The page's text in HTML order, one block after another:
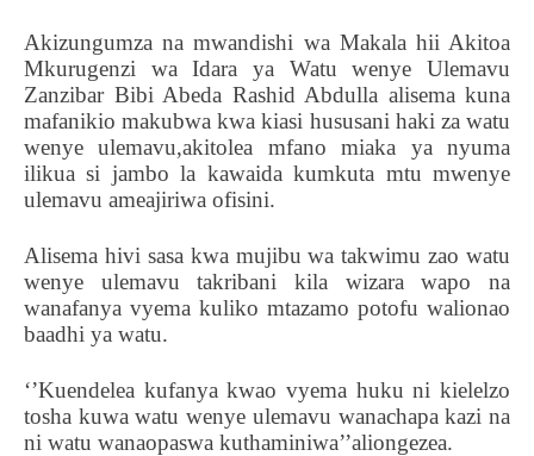
Akizungumza na mwandishi wa Makala hii Akitoa
Mkurugenzi wa Idara ya Watu wenye Ulemavu
Zanzibar Bibi Abeda Rashid Abdulla alisema kuna
mafanikio makubwa kwa kiasi hususani haki za watu
wenye ulemavu,akitolea mfano miaka ya nyuma
ilikua si jambo la kawaida kumkuta mtu mwenye
ulemavu ameajiriwa ofisini.
Alisema hivi sasa kwa mujibu wa takwimu zao watu
wenye ulemavu takribani kila wizara wapo na
wanafanya vyema kuliko mtazamo potofu walionao
baadhi ya watu.
‘’Kuendelea kufanya kwao vyema huku ni kielelzo
tosha kuwa watu wenye ulemavu wanachapa kazi na
ni watu wanaopaswa kuthaminiwa’’aliongezea.